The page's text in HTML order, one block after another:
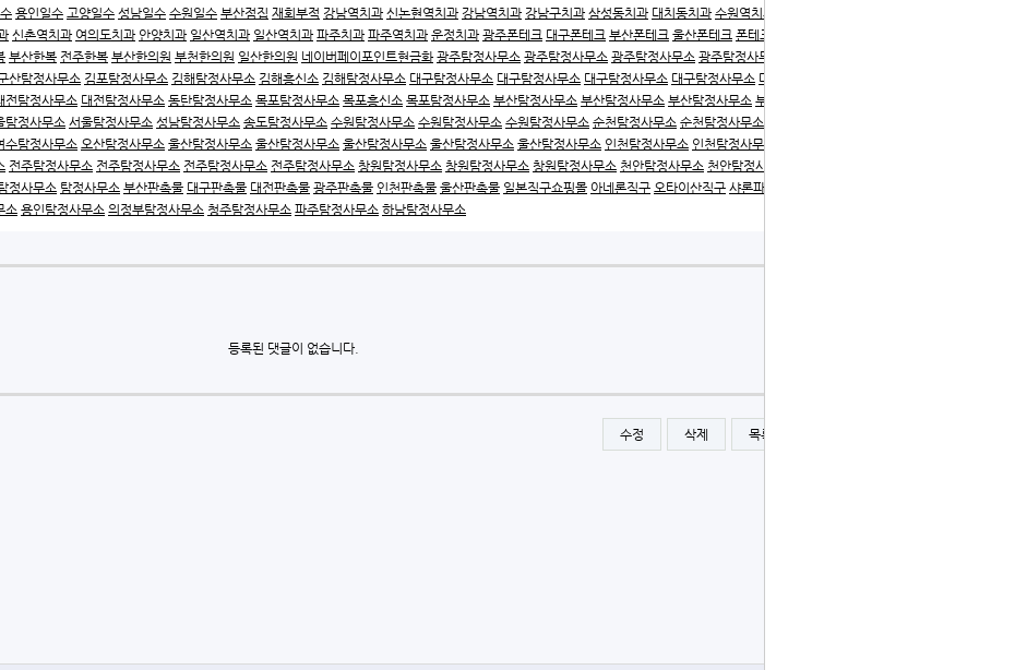
용인일수 고양일수 성남일수 수원일수 부산점집 재회부적 강남역치과 신논현역치과 강남역치과 강남구치과 삼성동치과 대치동치과 수원역치과
신촌역치과 여의도치과 안양치과 일산역치과 일산역치과 파주치과 파주역치과 운정치과 광주폰테크 대구폰테크 부산폰테크 울산폰테크 폰테크
부산한복 전주한복 부산한의원 부천한의원 일산한의원 네이버페이포인트현금화 광주탐정사무소 광주탐정사무소 광주탐정사무소 광주탐정사무소
산탐정사무소 김포탐정사무소 김해탐정사무소 김해흥신소 김해탐정사무소 대구탐정사무소 대구탐정사무소 대구탐정사무소 대구탐정사무소 대구탐정사무소
전탐정사무소 대전탐정사무소 동탄탐정사무소 목포탐정사무소 목포흥신소 목포탐정사무소 부산탐정사무소 부산탐정사무소 부산탐정사무소 부산탐정사무소
탐정사무소 서울탐정사무소 성남탐정사무소 송도탐정사무소 수원탐정사무소 수원탐정사무소 수원탐정사무소 순천탐정사무소 순천탐정사무소
수탐정사무소 오산탐정사무소 울산탐정사무소 울산탐정사무소 울산탐정사무소 울산탐정사무소 울산탐정사무소 인천탐정사무소 인천탐정사무소
전주탐정사무소 전주탐정사무소 전주탐정사무소 전주탐정사무소 창원탐정사무소 창원탐정사무소 창원탐정사무소 천안탐정사무소 천안탐정사무소
정사무소 탐정사무소 부산판촉물 대구판촉물 대전판촉물 광주판촉물 인천판촉물 울산판촉물 일본직구쇼핑몰 아네론직구 오타이산직구 샤론파스직구
소 용인탐정사무소 의정부탐정사무소 청주탐정사무소 파주탐정사무소 하남탐정사무소
등록된 댓글이 없습니다.
수정 삭제 목록